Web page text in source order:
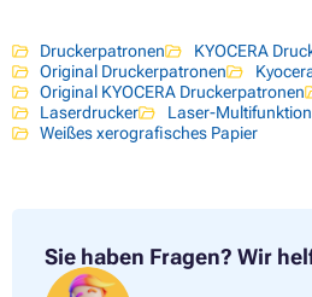
Druckerpatronen
KYOCERA
Original Druckerpatronen
Original KYOCERA Druckerpatronen
Laserdrucker
Laser-
Weißes xerografisches Papier
Sie haben Fragen? Wir